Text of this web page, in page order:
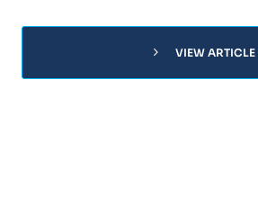
chevron_right VIEW ARTICLE